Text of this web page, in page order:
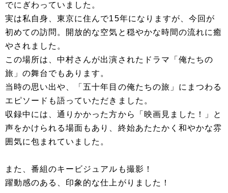
でにぎわっていました。
実は私自身、東京に住んで15年になりますが、今回が
初めての訪問。開放的な空気と穏やかな時間の流れに癒
やされました。
この場所は、中村さんが出演されたドラマ「俺たちの
旅」の舞台でもあります。
当時の思い出や、「五十年目の俺たちの旅」にまつわる
エピソードも語っていただきました。
収録中には、通りかかった方から「映画見ました！」と
声をかけられる場面もあり、終始あたたかく和やかな雰
囲気に包まれていました。
また、番組のキービジュアルも撮影！
躍動感のある、印象的な仕上がりました！